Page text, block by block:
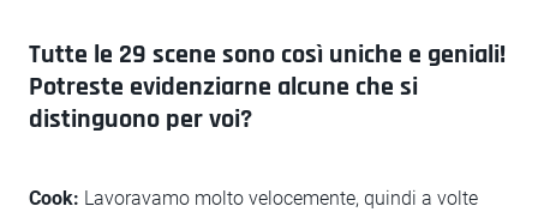
Tutte le 29 scene sono così uniche e geniali!
Potreste evidenziarne alcune che si
distinguono per voi?
Cook: Lavoravamo molto velocemente, quindi a volte